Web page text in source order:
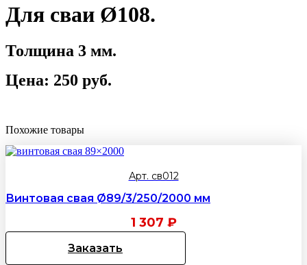
Для сваи Ø108.
Толщина 3 мм.
Цена: 250 руб.
Похожие товары
Арт. св012
Винтовая свая Ø89/3/250/2000 мм
1 307 ₽
Заказать